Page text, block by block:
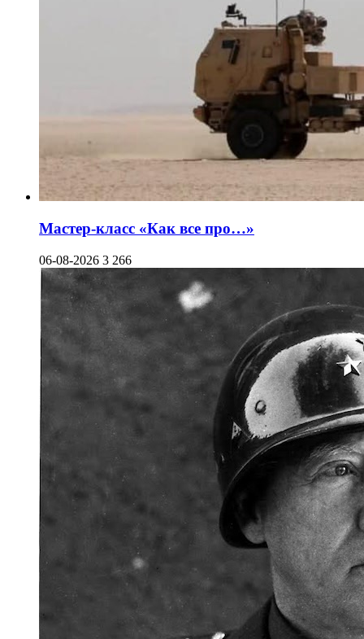
Мастер-класс «Как все про…»
06-08-2026 3 266